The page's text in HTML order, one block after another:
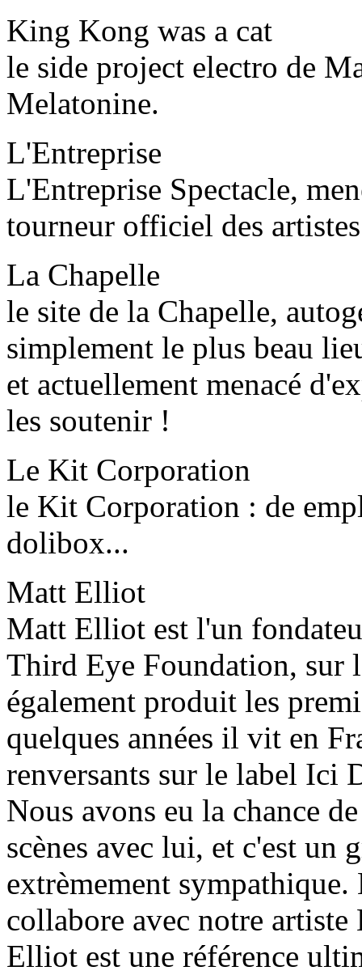
King Kong was a cat
le side project electro de
Melatonine.
L'Entreprise
L'Entreprise Spectacle,
tourneur officiel des
La Chapelle
le site de la Chapelle,
simplement le plus beau
et actuellement menacé
les soutenir !
Le Kit Corporation
le Kit Corporation : de
dolibox...
Matt Elliot
Matt Elliot est l'un
Third Eye Foundation, sur
également produit les
quelques années il vit en
renversants sur le label Ici
Nous avons eu la chance
scènes avec lui, et c'est un
extrèmement
collabore avec notre
Elliot est une référence